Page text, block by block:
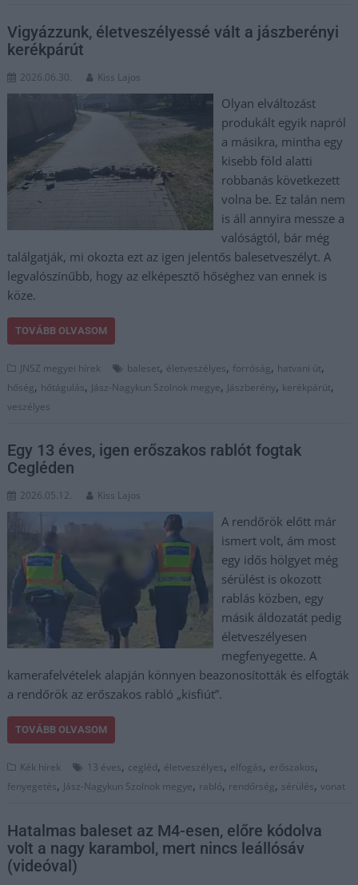
Vigyázzunk, életveszélyessé vált a jászberényi
kerékpárút
2026.06.30. Kiss Lajos
Olyan elváltozást
produkált egyik napról
a másikra, mintha egy
kisebb föld alatti
robbanás következett
volna be. Ez talán nem
is áll annyira messze a
valóságtól, bár még
találgatják, mi okozta ezt az igen jelentős balesetveszélyt. A
legvalószínűbb, hogy az elképesztő hőséghez van ennek is
köze.
TOVÁBB OLVASOM
JNSZ megyei hírek baleset, életveszélyes, forróság, hatvani út,
hőség, hőtágulás, Jász-Nagykun Szolnok megye, Jászberény, kerékpárút,
veszélyes
Egy 13 éves, igen erőszakos rablót fogtak
Cegléden
2026.05.12. Kiss Lajos
A rendőrök előtt már
ismert volt, ám most
egy idős hölgyet még
sérülést is okozott
rablás közben, egy
másik áldozatát pedig
életveszélyesen
megfenyegette. A
kamerafelvételek alapján könnyen beazonosították és elfogták
a rendőrök az erőszakos rabló „kisfiút”.
TOVÁBB OLVASOM
Kék hírek 13 éves, cegléd, életveszélyes, elfogás, erőszakos,
fenyegetés, Jász-Nagykun Szolnok megye, rabló, rendőrség, sérülés,vonat
Hatalmas baleset az M4-esen, előre kódolva
volt a nagy karambol, mert nincs leállósáv
(videóval)